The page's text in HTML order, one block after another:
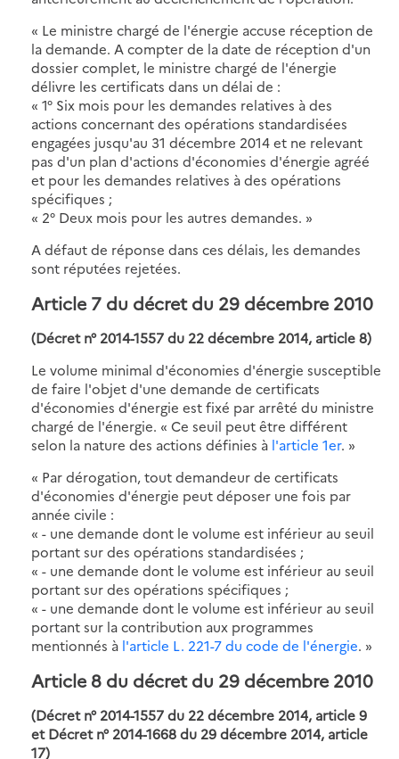
« Le ministre chargé de l'énergie accuse réception de
la demande. A compter de la date de réception d'un
dossier complet, le ministre chargé de l'énergie
délivre les certificats dans un délai de :
« 1° Six mois pour les demandes relatives à des
actions concernant des opérations standardisées
engagées jusqu'au 31 décembre 2014 et ne relevant
pas d'un plan d'actions d'économies d'énergie agréé
et pour les demandes relatives à des opérations
spécifiques ;
« 2° Deux mois pour les autres demandes. »
A défaut de réponse dans ces délais, les demandes
sont réputées rejetées.
Article 7 du décret du 29 décembre 2010
(Décret n° 2014-1557 du 22 décembre 2014, article 8)
Le volume minimal d'économies d'énergie susceptible
de faire l'objet d'une demande de certificats
d'économies d'énergie est fixé par arrêté du ministre
chargé de l'énergie. « Ce seuil peut être différent
selon la nature des actions définies à l'article 1er. »
« Par dérogation, tout demandeur de certificats
d'économies d'énergie peut déposer une fois par
année civile :
« - une demande dont le volume est inférieur au seuil
portant sur des opérations standardisées ;
« - une demande dont le volume est inférieur au seuil
portant sur des opérations spécifiques ;
« - une demande dont le volume est inférieur au seuil
portant sur la contribution aux programmes
mentionnés à l'article L. 221-7 du code de l'énergie. »
Article 8 du décret du 29 décembre 2010
(Décret n° 2014-1557 du 22 décembre 2014, article 9
et Décret n° 2014-1668 du 29 décembre 2014, article
17)